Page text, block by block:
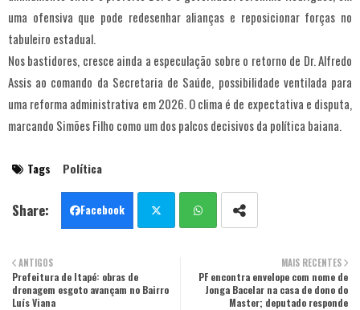
uma ofensiva que pode redesenhar alianças e reposicionar forças no
tabuleiro estadual.
Nos bastidores, cresce ainda a especulação sobre o retorno de Dr. Alfredo
Assis ao comando da Secretaria de Saúde, possibilidade ventilada para
uma reforma administrativa em 2026. O clima é de expectativa e disputa,
marcando Simões Filho como um dos palcos decisivos da política baiana.
Tags Política
Facebook
tsa
MAIS RECENTES
PF encontra envelope com nome de
Jonga Bacelar na casa de dono do
Master; deputado responde
ANTIGOS
Prefeitura de Itapé: obras de
drenagem esgoto avançam no Bairro
Luís Viana